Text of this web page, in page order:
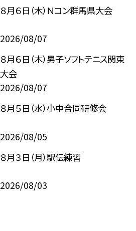
８月６日（木）Ｎコン群馬県大会
2026/08/07
８月６日（木）男子ソフトテニス関東
大会
2026/08/07
８月５日（水）小中合同研修会
2026/08/05
８月３日（月）駅伝練習
2026/08/03